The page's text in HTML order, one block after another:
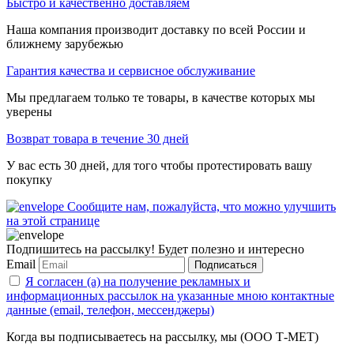
Наша компания производит доставку по всей России и
ближнему зарубежью
Гарантия качества и сервисное обслуживание
Мы предлагаем только те товары, в качестве которых мы
уверены
Возврат товара в течение 30 дней
У вас есть 30 дней, для того чтобы протестировать вашу
покупку
Сообщите нам, пожалуйста, что можно улучшить
на этой странице
Подпишитесь на рассылку! Будет полезно и интересно
Email
Подписаться
Я согласен (а) на получение рекламных и
информационных рассылок на указанные мною контактные
данные (email, телефон, мессенджеры)
Когда вы подписываетесь на рассылку, мы (ООО Т-МЕТ)